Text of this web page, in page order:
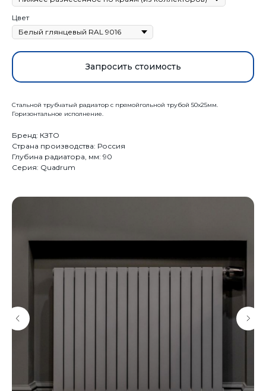
Цвет
Запросить стоимость
Стальной трубчатый радиатор с прямойгольной трубой 50х25мм.
Горизонтальное исполнение.
Бренд: КЗТО
Страна производства: Россия
Глубина радиатора, мм: 90
Серия: Quadrum